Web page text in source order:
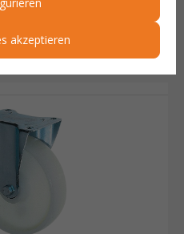
akzeptieren